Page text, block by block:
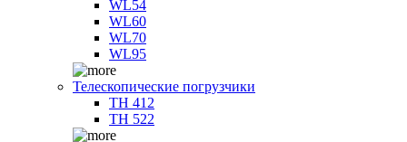
WL54
WL60
WL70
WL95
Телескопические погрузчики
TH 412
TH 522